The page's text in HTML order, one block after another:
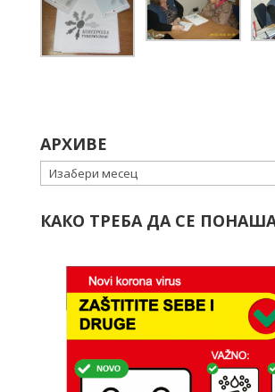
АРХИВЕ
Архиве
КАКО ТРЕБА ДА СЕ